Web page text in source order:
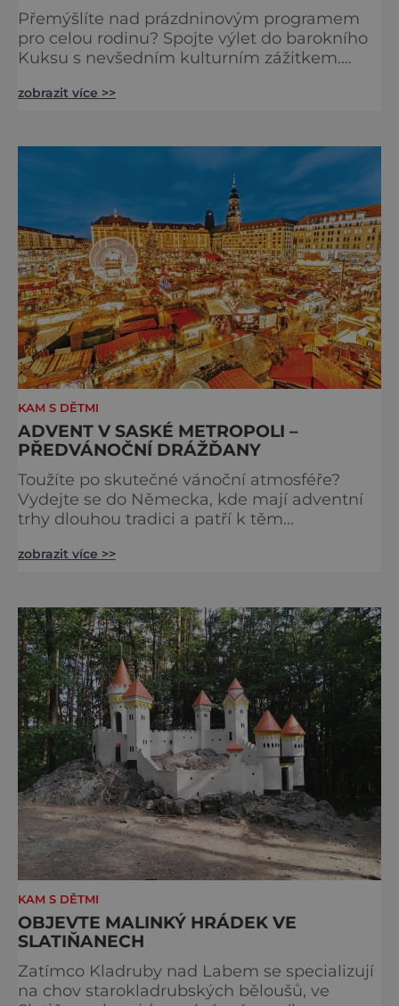
Přemýšlíte nad prázdninovým programem
pro celou rodinu? Spojte výlet do barokního
Kuksu s nevšedním kulturním zážitkem.
Comoedien-Hausu zve na stálou expozici
Matyáše Bernarda Brauna nejen z Kuksu.
Výstava Braunova socha loutkou představuje
padesát autorských loutek řezbáře a scénog
zobrazit více >>
KAM S DĚTMI
ADVENT V SASKÉ METROPOLI –
PŘEDVÁNOČNÍ DRÁŽĎANY
Toužíte po skutečné vánoční atmosféře?
Vydejte se do Německa, kde mají adventní
trhy dlouhou tradici a patří k těm
českým hranicím najdete v Drážďanech –
S norimberským Christkindlesmarktem se
drážďanské vánoční trhy každoročně
přetahují o pozici nejnavštěvovanějších t
zobrazit více >>
KAM S DĚTMI
OBJEVTE MALINKÝ HRÁDEK VE
SLATIŇANECH
Zatímco Kladruby nad Labem se specializují
na chov starokladrubských běloušů, ve